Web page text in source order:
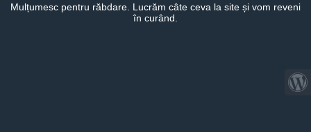
Mulțumesc pentru răbdare. Lucrăm câte ceva la site și vom reveni
în curând.